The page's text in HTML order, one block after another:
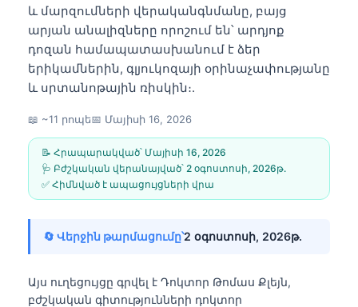
և մարզումների վերականգնմանը, բայց
արյան անալիզները որոշում են՝ արդյոք
դոզան համապատասխանում է ձեր
երիկամներին, գլյուկոզայի օրինաչափությանը
և սրտանոթային ռիսկին։.
📖 ~11 րոպե📅 Մայիսի 16, 2026
📝 Հրապարակված՝ Մայիսի 16, 2026
🩺 Բժշկական վերանայված՝ 2 օգոստոսի, 2026թ․
✅ Հիմնված է ապացույցների վրա
🔄 Վերջին թարմացումը՝2 օգոստոսի, 2026թ․
Այս ուղեցույցը գրվել է Դոկտոր Թոմաս Քլեյն,
բժշկական գիտությունների դոկտոր